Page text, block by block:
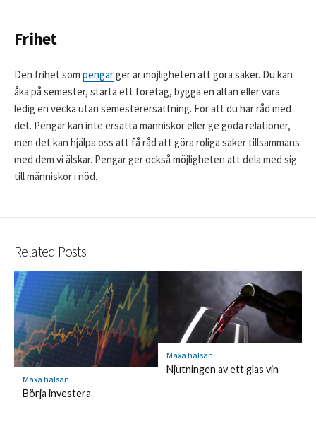
Frihet
Den frihet som pengarger är möjligheten att göra saker. Du kan
åka på semester, starta ett företag, bygga en altan eller vara
ledig en vecka utan semesterersättning. För att du har råd med
det. Pengar kan inte ersätta människor eller ge goda relationer,
men det kan hjälpa oss att få råd att göra roliga saker tillsammans
med dem vi älskar. Pengar ger också möjligheten att dela med sig
till människor i nöd.
Related Posts
Maxa hälsan
Börja investera
Maxa hälsan
Njutningen av ett glas vin